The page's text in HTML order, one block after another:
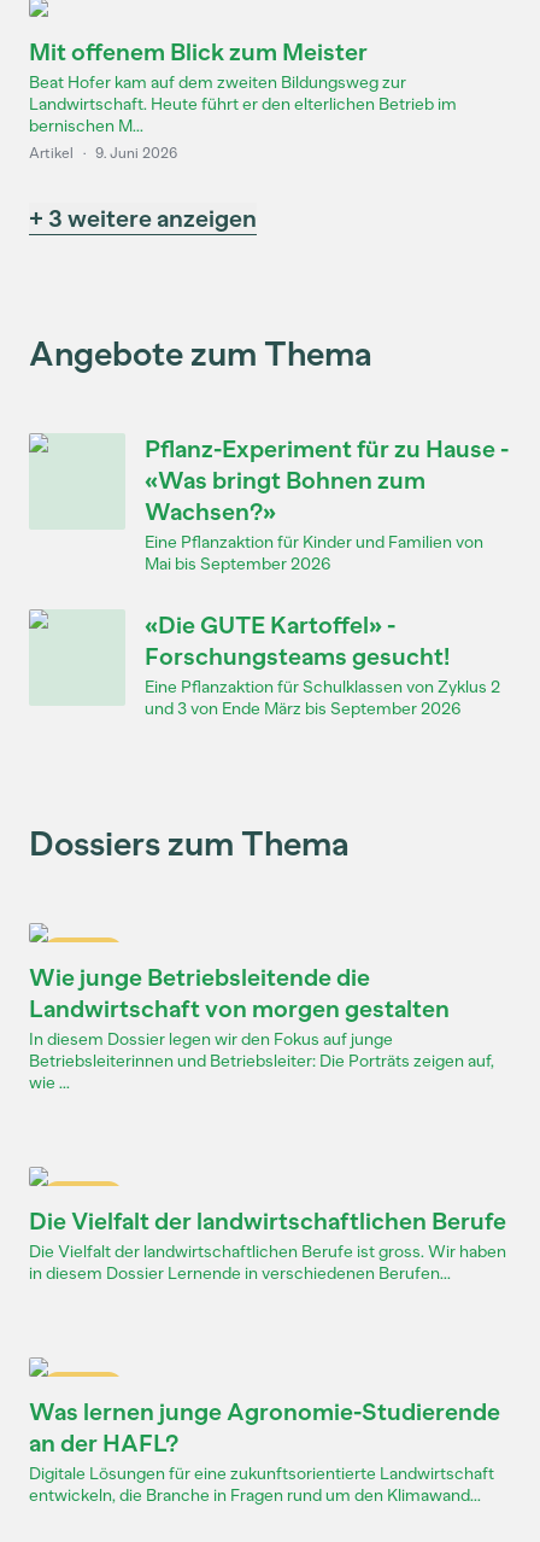
Mit offenem Blick zum Meister
Beat Hofer kam auf dem zweiten Bildungsweg zur
Landwirtschaft. Heute führt er den elterlichen Betrieb im
bernischen M...
Artikel · 9. Juni 2026
+ 3 weitere anzeigen
Angebote zum Thema
Pflanz-Experiment für zu Hause -
«Was bringt Bohnen zum
Wachsen?»
Eine Pflanzaktion für Kinder und Familien von
Mai bis September 2026
«Die GUTE Kartoffel» -
Forschungsteams gesucht!
Eine Pflanzaktion für Schulklassen von Zyklus 2
und 3 von Ende März bis September 2026
Dossiers zum Thema
Wie junge Betriebsleitende die
Landwirtschaft von morgen gestalten
In diesem Dossier legen wir den Fokus auf junge
Betriebsleiterinnen und Betriebsleiter: Die Porträts zeigen auf,
wie ...
Die Vielfalt der landwirtschaftlichen Berufe
Die Vielfalt der landwirtschaftlichen Berufe ist gross. Wir haben
in diesem Dossier Lernende in verschiedenen Berufen...
Was lernen junge Agronomie-Studierende
an der HAFL?
Digitale Lösungen für eine zukunftsorientierte Landwirtschaft
entwickeln, die Branche in Fragen rund um den Klimawand...